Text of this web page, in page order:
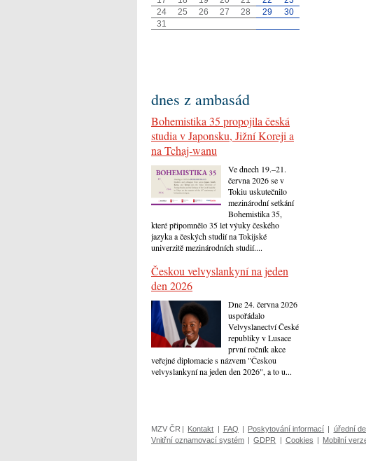
24
25 26 27 28 29
30
31
dnes z ambasád
Bohemistika 35 propojila česká
studia v Japonsku, Jižní Koreji a
na Tchaj-wanu
Ve dnech 19.–21.
června 2026 se v
Tokiu uskutečnilo
mezinárodní setkání
Bohemistika 35,
které připomnělo 35 let výuky českého
jazyka a českých studií na Tokijské
univerzitě mezinárodních studií....
Českou velvyslankyní na jeden
den 2026
Dne 24. června 2026
uspořádalo
Velvyslanectví České
republiky v Lusace
první ročník akce
veřejné diplomacie s názvem "Českou
velvyslankyní na jeden den 2026", a to u...
MZV ČR | Kontakt | FAQ | Poskytování informací | úřední
Vnitřní oznamovací systém | GDPR | Cookies | Mobilní